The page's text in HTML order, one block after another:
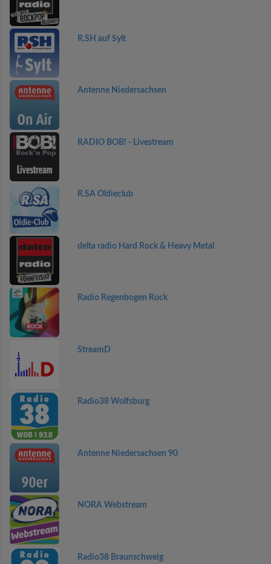
R.SH auf Sylt
Antenne Niedersachsen
RADIO BOB! - Livestream
R.SA Oldieclub
delta radio Hard Rock & Heavy Metal
Radio Regenbogen Rock
StreamD
Radio38 Wolfsburg
Antenne Niedersachsen 90
NORA Webstream
Radio38 Braunschweig